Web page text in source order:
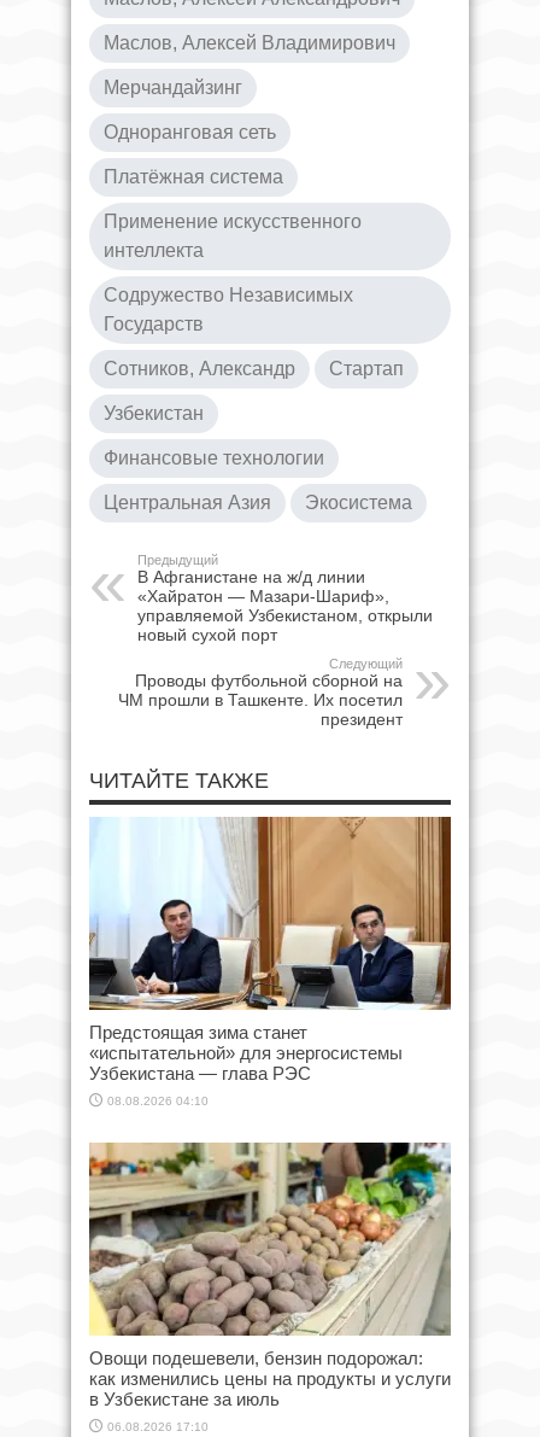
Маслов, Алексей Владимирович
Мерчандайзинг
Одноранговая сеть
Платёжная система
Применение искусственного
интеллекта
Содружество Независимых
Государств
Сотников, Александр Стартап
Узбекистан
Финансовые технологии
Центральная Азия Экосистема
Предыдущий
В Афганистане на ж/д линии
«Хайратон — Мазари-Шариф»,
управляемой Узбекистаном, открыли
новый сухой порт
Следующий
Проводы футбольной сборной на
ЧМ прошли в Ташкенте. Их посетил
президент
ЧИТАЙТЕ ТАКЖЕ
Предстоящая зима станет
«испытательной» для энергосистемы
Узбекистана — глава РЭС
08.08.2026 04:10
Овощи подешевели, бензин подорожал:
как изменились цены на продукты и услуги
в Узбекистане за июль
06.08.2026 17:10